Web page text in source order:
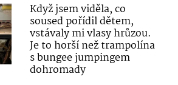
Když jsem viděla, co
soused pořídil dětem,
vstávaly mi vlasy hrůzou.
Je to horší než trampolína
s bungee jumpingem
dohromady